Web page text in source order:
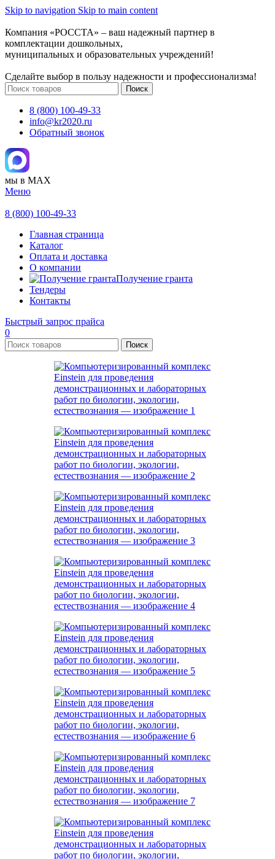
Skip to navigation Skip to main content
Компания «РОССТА» – ваш надежный партнер в
комплектации дошкольных,
муниципальных и образовательных учреждений!
Сделайте выбор в пользу надежности и профессионализма!
Поиск
8 (800) 100-49-33
info@kr2020.ru
Обратный звонок
мы в MAX
Меню
8 (800) 100-49-33
Главная страница
Каталог
Оплата и доставка
О компании
Получение гранта
Тендеры
Контакты
Быстрый запрос прайса
0
Поиск